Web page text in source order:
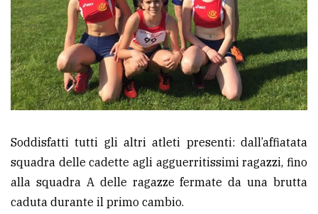
PRIVACY
Privacy
policy
policy
Soddisfatti tutti gli altri atleti presenti: dall’affiatata
squadra delle cadette agli agguerritissimi ragazzi, fino
alla squadra A delle ragazze fermate da una brutta
caduta durante il primo cambio.